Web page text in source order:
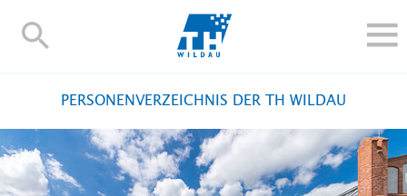
TH-
FORSCHUNG UND TRANSFER
ALUMNI
PERSONENVERZEICHNIS DER TH WILDAU